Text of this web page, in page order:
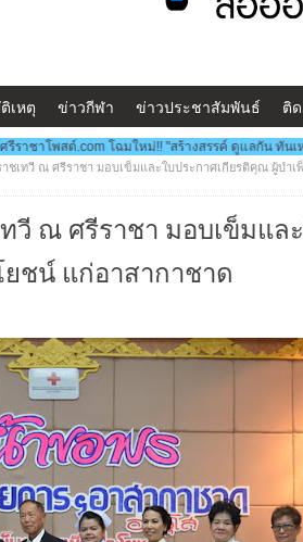
เหตุ ข่าวกีฬา ข่าวประชาสัมพันธ์ ติ
ฉมใหม่!! "สร้างสรรค์ ดูแลกัน ทันเหตุการณ์" ***สวั
าชเทวี ณ ศรีราชา มอบเข็มและใบประกาศเกียรติคุณ ผู้บำ
วี ณ ศรีราชา มอบเข็มแล
ชน์ แก่อาสากาชาด